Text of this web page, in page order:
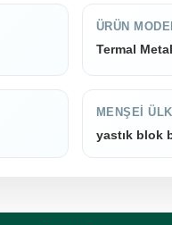
ÜRÜN
Termal
MENŞEI
yastık blok